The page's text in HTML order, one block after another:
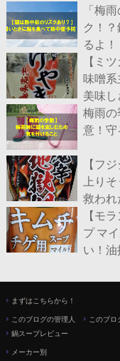
「梅
ク！
るよ！
【ミ
味噌系
美味し
梅雨の
意！守
【フ
上り
救われ
【モ
プ マ
い！油
まずはこちらから！
このブログの管理人 このブロ
鍋スープレビュー
メーカー別